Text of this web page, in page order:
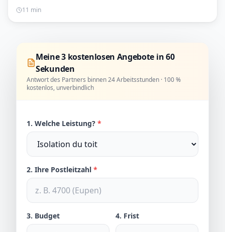
11 min
Meine 3 kostenlosen Angebote in 60
Sekunden
Antwort des Partners binnen 24 Arbeitsstunden · 100 %
kostenlos, unverbindlich
1. Welche Leistung? *
2. Ihre Postleitzahl *
3. Budget 4. Frist